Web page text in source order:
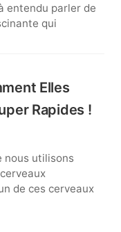
entendu parler de
qui
Elles
Rapides !
nous utilisons
de ces cerveaux